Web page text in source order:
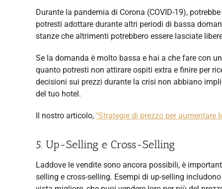
Durante la pandemia di Corona (COVID-19),
potresti adottare durante altri periodi di bassa
stanze che altrimenti potrebbero essere lasciate
Se la domanda è molto bassa e hai a che fare con
quanto potresti non attirare ospiti extra e finire per
decisioni sui prezzi durante la crisi non abbiano
del tuo hotel.
Il nostro articolo, "Strategie di prezzo per aumentare
5. Up-Selling e Cross-Selling
Laddove le vendite sono ancora possibili, è
selling e cross-selling. Esempi di up-selling